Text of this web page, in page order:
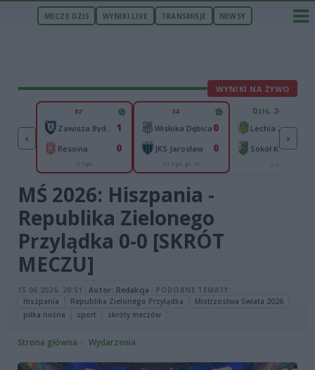
MECZE DZIŚ WYNIKI LIVE TRANSMISJE NEWSY
WYNIKI NA ŻYWO
‹
Pogoń Szczecin3
1
82'
1
Resovia 0
II liga
34'
Wisłoka Dębica 0
JKS Jarosław 0
III liga, gr. IV
Dziś, 20:00
Sokół Kleczew
II liga
›
MŚ 2026: Hiszpania -
Republika Zielonego
Przylądka 0-0 [SKRÓT
MECZU]
15.06.2026, 20:51 Autor: Redakcja
PODOBNE TEMATY:
Hiszpania
Republika Zielonego Przylądka
Mistrzostwa Świata 2026
piłka nożna
sport skróty meczów
Strona główna Wydarzenia